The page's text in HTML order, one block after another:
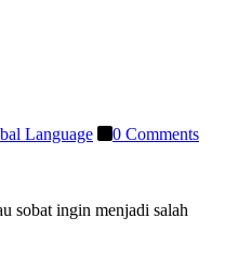
Language 0 Comments
sobat ingin menjadi salah